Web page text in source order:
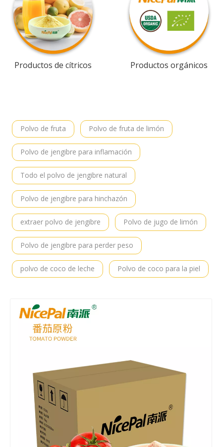
Productos de cítricos Productos orgánicos
Polvo de fruta Polvo de fruta de limón
Polvo de jengibre para inflamación
Todo el polvo de jengibre natural
Polvo de jengibre para hinchazón
extraer polvo de jengibre Polvo de jugo de limón
Polvo de jengibre para perder peso
polvo de coco de leche Polvo de coco para la piel